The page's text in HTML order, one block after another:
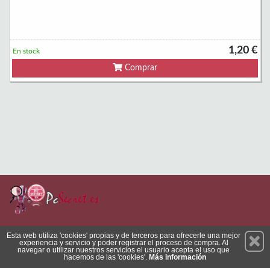
1,20 €
En stock
Comprar
Suscríbete
Esta web utiliza 'cookies' propias y de terceros para ofrecerle una mejor
experiencia y servicio y poder registrar el proceso de compra. Al
navegar o utilizar nuestros servicios el usuario acepta el uso que
hacemos de las 'cookies'. Más información